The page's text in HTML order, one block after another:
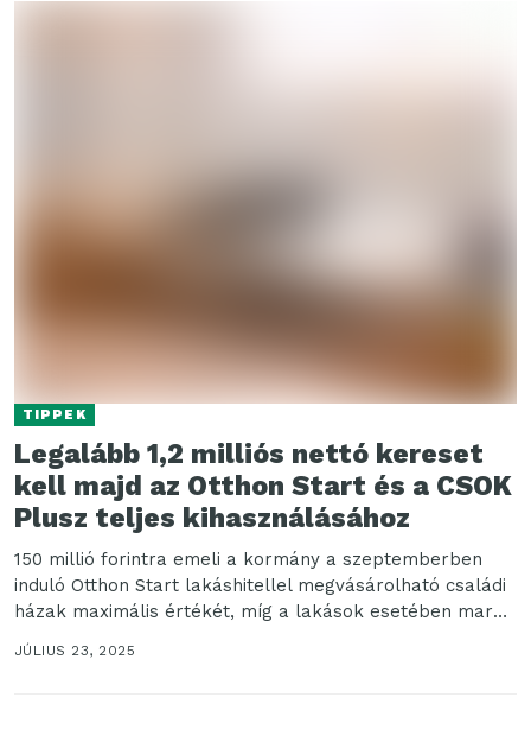
TIPPEK
Legalább 1,2 milliós nettó kereset
kell majd az Otthon Start és a CSOK
Plusz teljes kihasználásához
150 millió forintra emeli a kormány a szeptemberben
induló Otthon Start lakáshitellel megvásárolható családi
házak maximális értékét, míg a lakások esetében marad
a...
JÚLIUS 23, 2025